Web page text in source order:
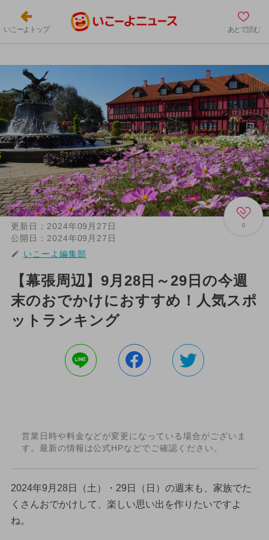
いこーよトップ あとで読む
0
更新日： 2024年09月27日
公開日： 2024年09月27日
いこーよ編集部
【幕張周辺】9月28日～29日の今週
末のおでかけにおすすめ！人気スポ
ットランキング
営業日時や料金などが変更になっている場合がございま
す。最新の情報は公式HPなどでご確認ください。
2024年9月28日（土）・29日（日）の週末も、家族でた
くさんおでかけして、楽しい思い出を作りたいですよ
ね。